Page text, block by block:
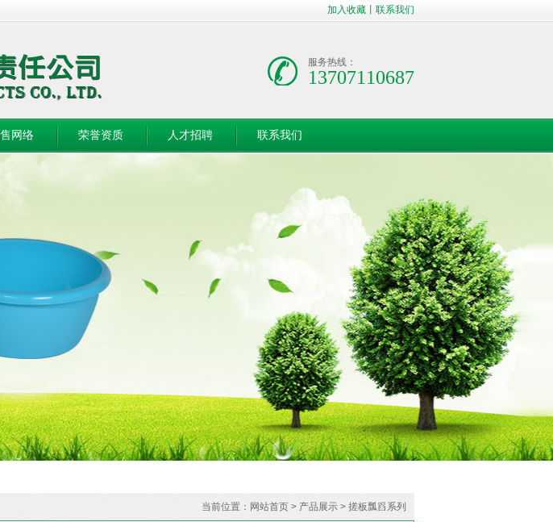
加入收藏丨 联系我们
服务热线：
13707110687
网络 荣誉资质 人才招聘 联系我们
当前位置： 网站首页> 产品展示> 搓板瓢舀系列